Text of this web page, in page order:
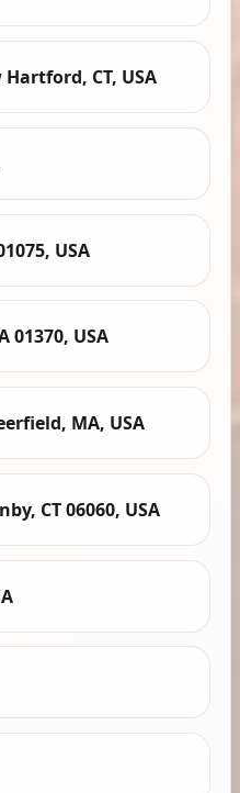
CT, USA
USA
01370, USA
MA, USA
CT 06060, USA